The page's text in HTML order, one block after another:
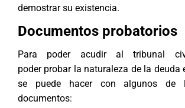
demostrar su existencia.
Documentos probatorios
Para poder acudir al tribunal
poder probar la naturaleza de la deuda
se puede hacer con algunos de
documentos: